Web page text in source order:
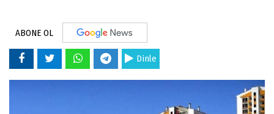
ABONE OL
Dinle